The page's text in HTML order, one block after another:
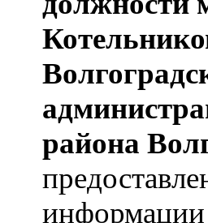
района
информации